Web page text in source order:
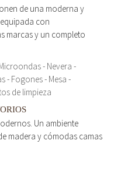
de una moderna y
con
marcas y un completo
- Nevera -
- Fogones - Mesa -
de limpieza
Un ambiente
madera y cómodas camas